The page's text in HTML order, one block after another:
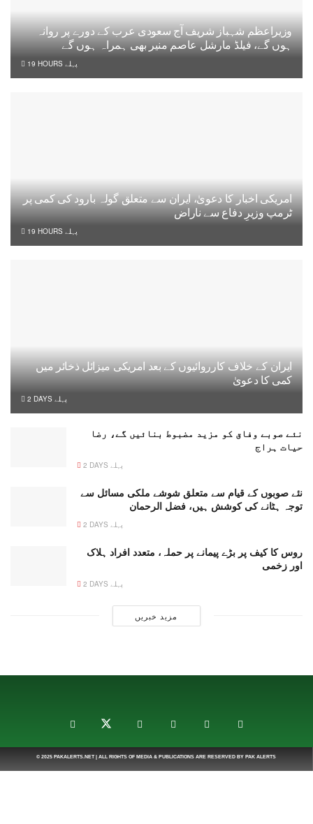
وزیراعظم شہباز شریف آج سعودی عرب کے دورے پر روانہ
ہوں گے، فیلڈ مارشل عاصم منیر بھی ہمراہ ہوں گے
19 HOURS پہلے
امریکی اخبار کا دعویٰ، ایران سے متعلق گولہ بارود کی کمی پر
ٹرمپ وزیرِ دفاع سے ناراض
19 HOURS پہلے
ایران کے خلاف کارروائیوں کے بعد امریکی میزائل ذخائر میں
کمی کا دعویٰ
2 DAYS پہلے
نئے صوبے وفاق کو مزید مضبوط بنائیں گے، رضا
حیات ہراج
2 DAYS پہلے
نئے صوبوں کے قیام سے متعلق شوشے ملکی مسائل سے
توجہ ہٹانے کی کوشش ہیں، فضل الرحمان
2 DAYS پہلے
روس کا کیف پر بڑے پیمانے پر حملہ، متعدد افراد ہلاک
اور زخمی
2 DAYS پہلے
مزید خبریں
© 2025 PAKALERTS.NET| ALL RIGHTS OF MEDIA & PUBLICATIONS ARE RESERVED BY PAK ALERTS